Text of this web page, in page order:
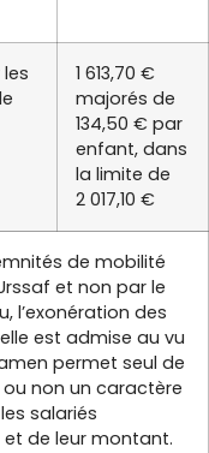
1 613,70 €
majorés de
134,50 € par
enfant, dans
la limite de
2 017,10 €
de mobilité
et non par le
l’exonération des
est admise au vu
permet seul de
ou non un caractère
salariés
de leur montant.